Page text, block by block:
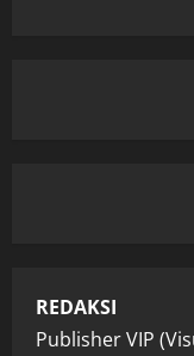
REDAKSI
Publisher VIP